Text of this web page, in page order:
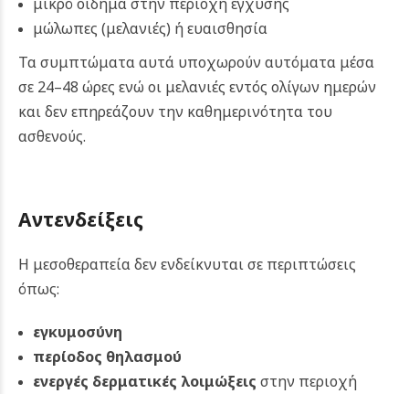
μώλωπες (μελανιές) ή ευαισθησία
Τα συμπτώματα αυτά υποχωρούν αυτόματα μέσα
σε 24–48 ώρες ενώ οι μελανιές εντός ολίγων ημερών
και δεν επηρεάζουν την καθημερινότητα του
ασθενούς.
Αντενδείξεις
Η μεσοθεραπεία δεν ενδείκνυται σε περιπτώσεις
όπως:
εγκυμοσύνη
περίοδος θηλασμού
ενεργές δερματικές λοιμώξεις στην περιοχή